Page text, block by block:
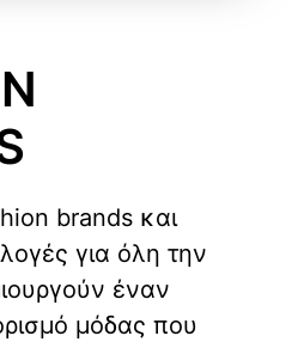
brands και
για όλη την
έναν
μόδας που